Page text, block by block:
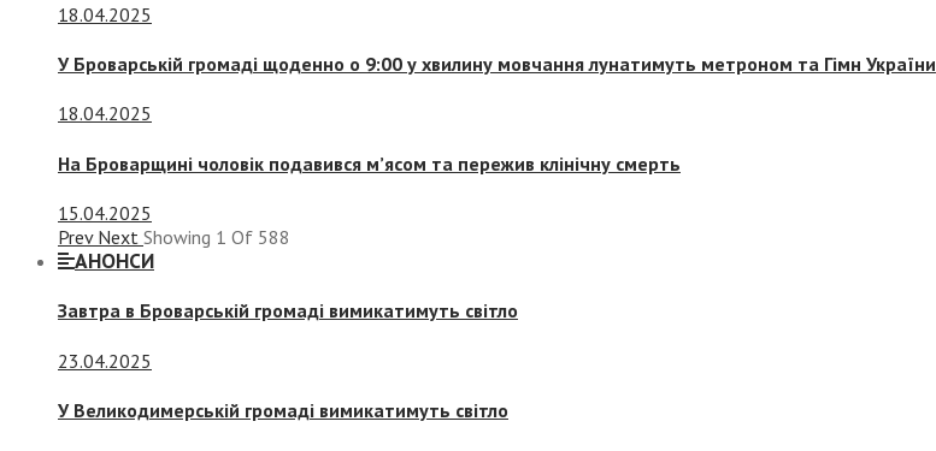
18.04.2025
У Броварській громаді щоденно о 9:00 у хвилину мовчання лунатимуть метроном та Гімн України
18.04.2025
На Броварщині чоловік подавився м’ясом та пережив клінічну смерть
15.04.2025
Prev Next Showing 1 Of 588
АНОНСИ
Завтра в Броварській громаді вимикатимуть світло
23.04.2025
У Великодимерській громаді вимикатимуть світло